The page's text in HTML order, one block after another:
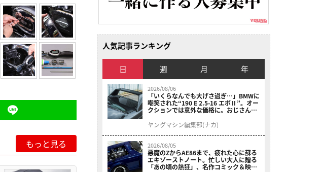
もっと見る
人気記事ランキング
日 週 月 年
2026/08/06
「いくらなんでも大げさ過ぎ…」BMWに
嘲笑された“190 E 2.5-16 エボⅡ”。オー
クションでは意外な価格に。おじさん達
ヤングマシン編集部(ナカ)
2026/08/05
悪魔のZからAE86まで、疲れた心に蘇る
エキゾーストノート。忙しい大人に贈る
「あの頃の熱狂」、名作コミック＆映画